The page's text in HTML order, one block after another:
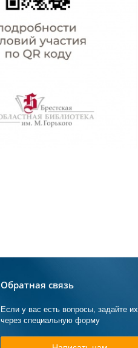
Обратная связь
Если у вас есть вопросы, задайте их
через специальную форму